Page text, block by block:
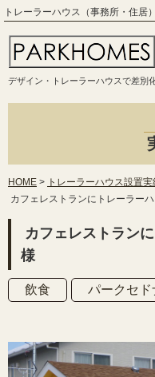
トレーラーハウス（事務所・住居
デザイン・トレーラーハウスで差別
HOME > トレーラーハウス設置実
カフェレストランにトレーラー
カフェレストラン
様
飲食 パークセド